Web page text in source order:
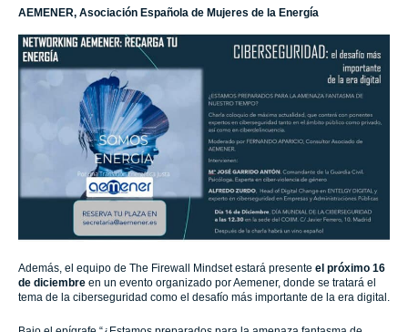
AEMENER, Asociación Española de Mujeres de la Energía
Además, el equipo de The Firewall Mindset estará presente el próximo 16
de diciembre en un evento organizado por Aemener, donde se tratará el
tema de la ciberseguridad como el desafío más importante de la era digital.